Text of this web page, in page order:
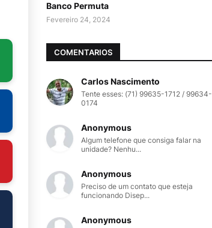
Banco Permuta
Fevereiro 24, 2024
COMENTARIOS
Carlos Nascimento
Tente esses: (71) 99635-1712 / 99634-
0174
Anonymous
Algum telefone que consiga falar na
unidade? Nenhu...
Anonymous
Preciso de um contato que esteja
funcionando Disep...
Anonymous